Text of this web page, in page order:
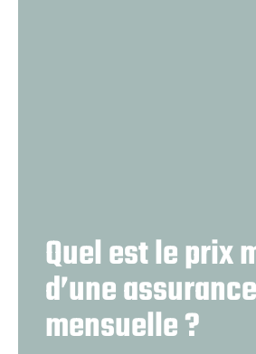
Quel est le prix
d’une
mensuelle ?